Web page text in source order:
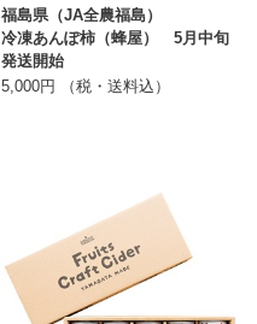
福島県（JA全農福島）
冷凍あんぽ柿（蜂屋） 5月中旬
発送開始
5,000円 （税・送料込）